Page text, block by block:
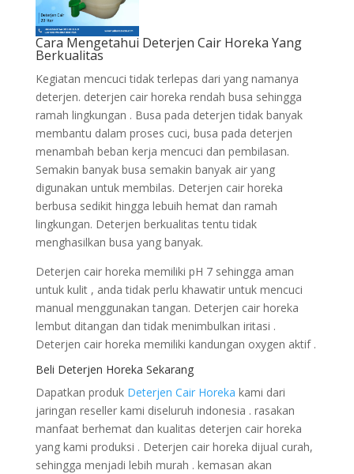
Cara Mengetahui Deterjen Cair Horeka Yang
Berkualitas
Kegiatan mencuci tidak terlepas dari yang namanya
deterjen. deterjen cair horeka rendah busa sehingga
ramah lingkungan . Busa pada deterjen tidak banyak
membantu dalam proses cuci, busa pada deterjen
menambah beban kerja mencuci dan pembilasan.
Semakin banyak busa semakin banyak air yang
digunakan untuk membilas. Deterjen cair horeka
berbusa sedikit hingga lebuih hemat dan ramah
lingkungan. Deterjen berkualitas tentu tidak
menghasilkan busa yang banyak.
Deterjen cair horeka memiliki pH 7 sehingga aman
untuk kulit , anda tidak perlu khawatir untuk mencuci
manual menggunakan tangan. Deterjen cair horeka
lembut ditangan dan tidak menimbulkan iritasi .
Deterjen cair horeka memiliki kandungan oxygen aktif .
Beli Deterjen Horeka Sekarang
Dapatkan produk Deterjen Cair Horeka kami dari
jaringan reseller kami diseluruh indonesia . rasakan
manfaat berhemat dan kualitas deterjen cair horeka
yang kami produksi . Deterjen cair horeka dijual curah,
sehingga menjadi lebih murah . kemasan akan